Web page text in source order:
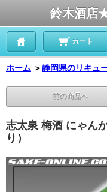
鈴木酒店
カート
ホーム ＞静岡県のリキュ
前の商品へ
志太泉 梅酒 にゃん
り）